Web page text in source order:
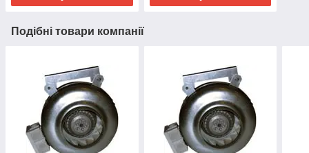
Подібні товари компанії